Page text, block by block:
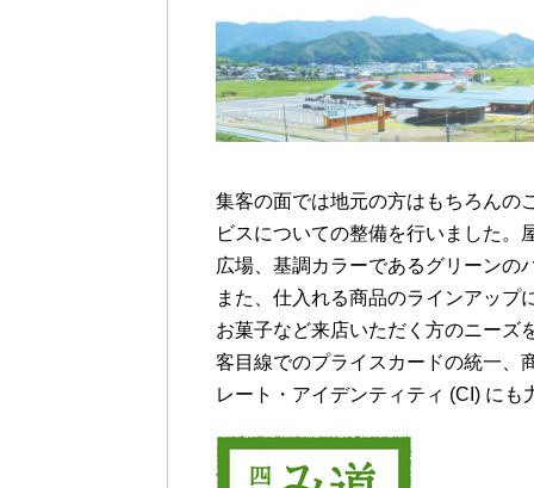
集客の面では地元の方はもちろんの
ビスについての整備を行いました。
広場、基調カラーであるグリーンの
また、仕入れる商品のラインアップ
お菓子など来店いただく方のニーズ
客目線でのプライスカードの統一、
レート・アイデンティティ (CI) にも